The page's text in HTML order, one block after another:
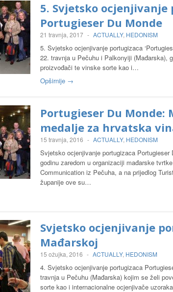
5. Svjetsko ocjenjivanje
Portugieser Du Monde
21 travnja, 2017 - ACTUALLY, HEDONISM
5. Svjetsko ocjenjivanje portugizaca
22. travnja u Pečuhu i Palkonyiji (Mađarska),
proizvođači te vinske sorte kao i…
Opširnije →
Portugieser Du Monde:
medalje za hrvatska
15 travnja, 2016 - ACTUALLY, HEDONISM
Svjetsko ocjenjivanje portugizaca Portugieser
godinu zaredom u organizaciji mađarske
Communication iz Pečuha, a na prijedlog
županije ove su…
Svjetsko ocjenjivanje
Mađarskoj
15 ožujka, 2016 - ACTUALLY, HEDONISM
4. Svjetsko ocjenjivanje portugizaca
travnja u Pečuhu (Mađarska) kojim se želi
sorte kao i internacionalne ocjenjivače